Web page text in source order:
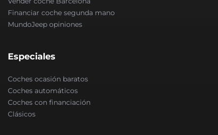
Financiar coche segunda mano
MundoJeep opiniones
Especiales
Coches ocasión baratos
Coches automáticos
Coches con financiación
Clásicos